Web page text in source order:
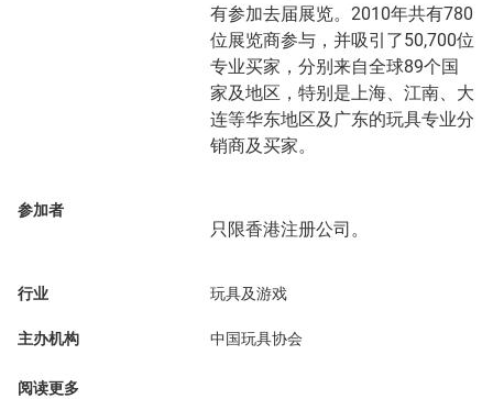
有参加去届展览。2010年共有780
位展览商参与，并吸引了50,700位
专业买家，分别来自全球89个国
家及地区，特别是上海、江南、大
连等华东地区及广东的玩具专业分
销商及买家。
参加者
只限香港注册公司。
行业 玩具及游戏
主办机构 中国玩具协会
阅读更多